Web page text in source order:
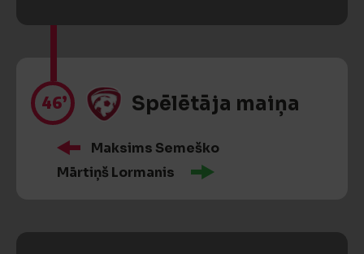
46’ Spēlētāja maiņa
Maksims Semeško
Mārtiņš Lormanis